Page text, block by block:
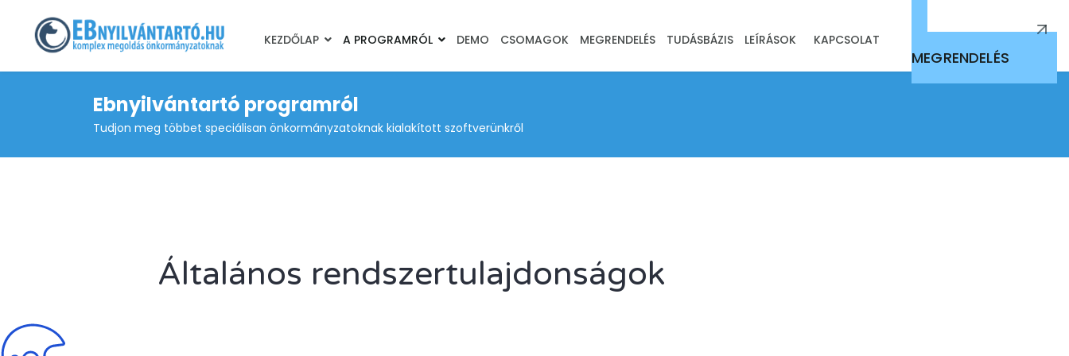
KEZDŐLAP A PROGRAMRÓL DEMO CSOMAGOK MEGRENDELÉS TUDÁSBÁZIS LEÍRÁSOK KAPCSOLAT EBNYILVÁNTARTÓ PROGRAM
MEGRENDELÉS
Ebnyilvántartó programról
Tudjon meg többet speciálisan önkormányzatoknak kialakított szoftverünkről
Általános rendszertulajdonságok